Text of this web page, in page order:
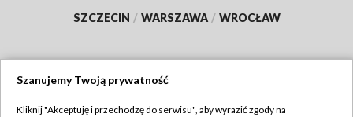
SZCZECIN / WARSZAWA / WROCŁAW
Szanujemy Twoją prywatność
Kliknij "Akceptuję i przechodzę do serwisu", aby wyrazić zgody na